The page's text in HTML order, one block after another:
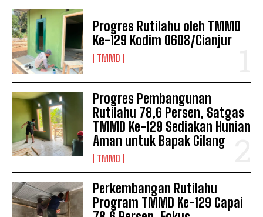
Progres Rutilahu oleh TMMD
Ke-129 Kodim 0608/Cianjur
TMMD
Progres Pembangunan
Rutilahu 78,6 Persen, Satgas
TMMD Ke-129 Sediakan Hunian
Aman untuk Bapak Gilang
TMMD
Perkembangan Rutilahu
Program TMMD Ke-129 Capai